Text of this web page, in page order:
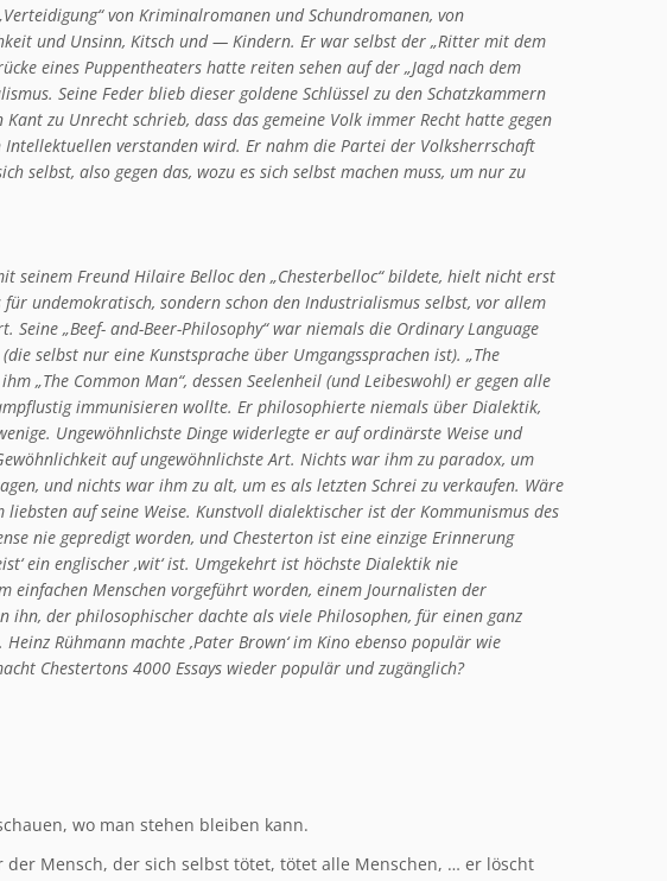
von Kriminalromanen und Schundromanen, von
und Unsinn, Kitsch und — Kindern. Er war selbst der „Ritter mit dem
eines Puppentheaters hatte reiten sehen auf der „Jagd nach dem
Seine Feder blieb dieser goldene Schlüssel zu den Schatzkammern
zu Unrecht schrieb, dass das gemeine Volk immer Recht hatte gegen
verstanden wird. Er nahm die Partei der Volksherrschaft
selbst, also gegen das, wozu es sich selbst machen muss, um nur zu
seinem Freund Hilaire Belloc den „Chesterbelloc“ bildete, hielt nicht erst
undemokratisch, sondern schon den Industrialismus selbst, vor allem
Seine „Beef- and-Beer-Philosophy“ war niemals die Ordinary Language
selbst nur eine Kunstsprache über Umgangssprachen ist). „The
„The Common Man“, dessen Seelenheil (und Leibeswohl) er gegen alle
immunisieren wollte. Er philosophierte niemals über Dialektik,
Ungewöhnlichste Dinge widerlegte er auf ordinärste Weise und
auf ungewöhnlichste Art. Nichts war ihm zu paradox, um
und nichts war ihm zu alt, um es als letzten Schrei zu verkaufen. Wäre
liebsten auf seine Weise. Kunstvoll dialektischer ist der Kommunismus des
nie gepredigt worden, und Chesterton ist eine einzige Erinnerung
ein englischer ,wit‘ ist. Umgekehrt ist höchste Dialektik nie
einfachen Menschen vorgeführt worden, einem Journalisten der
ihn, der philosophischer dachte als viele Philosophen, für einen ganz
Rühmann machte ,Pater Brown‘ im Kino ebenso populär wie
Chestertons 4000 Essays wieder populär und zugänglich?
wo man stehen bleiben kann.
Mensch, der sich selbst tötet, tötet alle Menschen, … er löscht